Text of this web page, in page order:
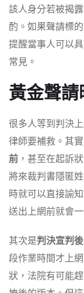
該人身分若被揭
酌。如果聲請標
提醒當事人可以
常見。
黃金聲
很多人等到判決
律師要補救。其
前 ，甚至在起訴
將來裁判書隱匿
時就可以直接諭
送出上網前就會
其次是判決宣判
段作業時間才上
狀，法院有可能